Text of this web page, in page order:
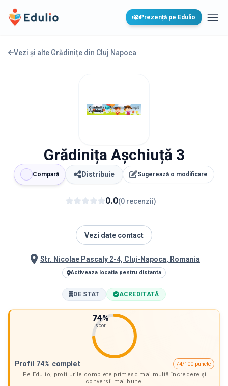
Edulio Prezență pe Edulio
Vezi și alte Grădinițe din Cluj Napoca
Grădinița Așchiuță 3
Compară Distribuie Sugerează o modificare
0.0(0 recenzii)
Vezi date contact
Str. Nicolae Pascaly 2-4, Cluj-Napoca, Romania
Activeaza locatia pentru distanta
DE STAT ACREDITATĂ
74%
scor
Profil 74% complet
74/100 puncte
Pe Edulio, profilurile complete primesc mai multă încredere și
conversii mai bune.